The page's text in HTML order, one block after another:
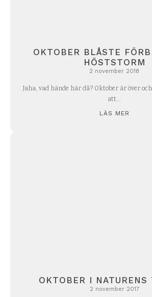
OKTOBER BLÅSTE
HÖSTSTORM
2 november 2018
Jaha, vad hände här då? Oktober är över
att...
LÄS MER
OKTOBER I NATURENS
2 november 2017